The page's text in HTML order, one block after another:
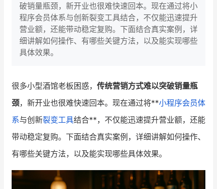
破销量瓶颈，新开业也很难快速回本。现在通过将小
程序会员体系与创新裂变工具结合，不仅能迅速提升
营业额，还能带动稳定复购。下面结合真实案例，详
细讲解如何操作、有哪些关键方法，以及能实现哪些
具体效果。
很多小型酒馆老板困惑， 传统营销方式难以突破销量瓶
颈，新开业也很难快速回本。现在通过将**小程序会员体
系与创新裂变工具结合**，不仅能迅速提升营业额，还能
带动稳定复购。下面结合真实案例，详细讲解如何操作、
有哪些关键方法，以及能实现哪些具体效果。